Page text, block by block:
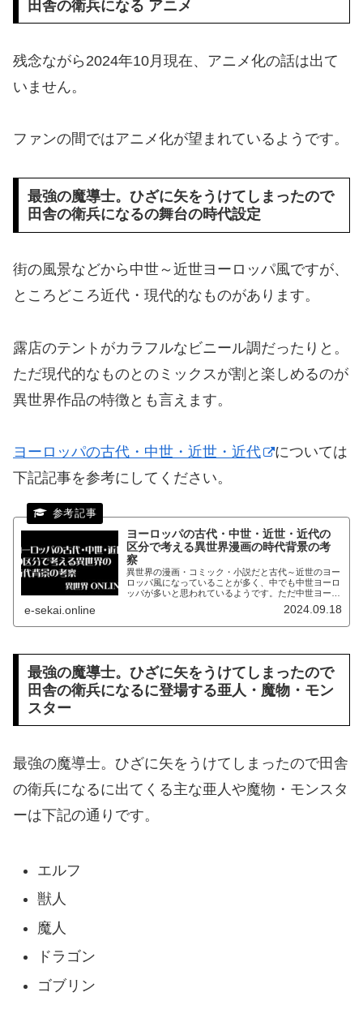
田舎の衛兵になる アニメ
残念ながら2024年10月現在、アニメ化の話は出て
いません。
ファンの間ではアニメ化が望まれているようです。
最強の魔導士。ひざに矢をうけてしまったので
田舎の衛兵になるの舞台の時代設定
街の風景などから中世～近世ヨーロッパ風ですが、
ところどころ近代・現代的なものがあります。
露店のテントがカラフルなビニール調だったりと。
ただ現代的なものとのミックスが割と楽しめるのが
異世界作品の特徴とも言えます。
ヨーロッパの古代・中世・近世・近代
については
下記記事を参考にしてください。
ヨーロッパの古代・中世・近世・近代の
区分で考える異世界漫画の時代背景の考
察
異世界の漫画・コミック・小説だと古代～近世のヨー
ロッパ風になっていることが多く、中でも中世ヨーロ
ッパが多いと思われているようです。ただ中世ヨーロ
ッパというよりは近世ヨーロッパがモデルになってい
e-sekai.online 2024.09.18
最強の魔導士。ひざに矢をうけてしまったので
田舎の衛兵になるに登場する亜人・魔物・モン
スター
最強の魔導士。ひざに矢をうけてしまったので田舎
の衛兵になるに出てくる主な亜人や魔物・モンスタ
ーは下記の通りです。
エルフ
獣人
魔人
ドラゴン
ゴブリン